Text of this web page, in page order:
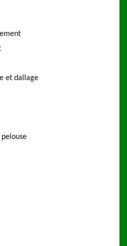
et dallage